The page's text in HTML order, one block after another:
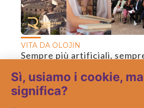
VITA DA OLOJIN
Sempre più artificiali,
Sì, usiamo i cookie,
significa?